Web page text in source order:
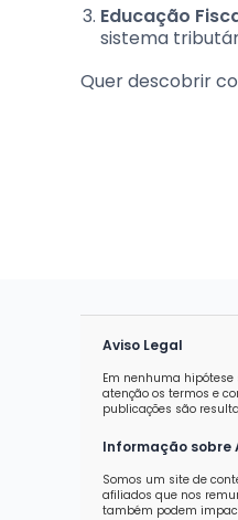
Educação
sistema
Quer descobrir
Aviso Legal
Em nenhuma
atenção os termos e
publicações são
Informação sobre
Somos um site de
afiliados que nos
também podem